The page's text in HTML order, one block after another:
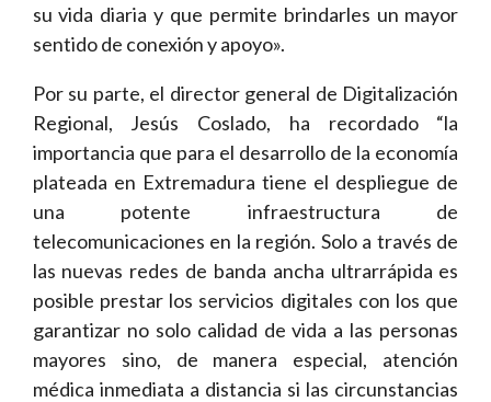
su vida diaria y que permite brindarles un mayor
sentido de conexión y apoyo».
Por su parte, el director general de Digitalización
Regional, Jesús Coslado, ha recordado “la
importancia que para el desarrollo de la economía
plateada en Extremadura tiene el despliegue de
una potente infraestructura de
telecomunicaciones en la región. Solo a través de
las nuevas redes de banda ancha ultrarrápida es
posible prestar los servicios digitales con los que
garantizar no solo calidad de vida a las personas
mayores sino, de manera especial, atención
médica inmediata a distancia si las circunstancias